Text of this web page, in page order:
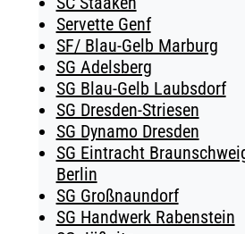
Servette Genf
SF/ Blau-Gelb Marburg
SG Adelsberg
SG Blau-Gelb Laubsdorf
SG Dresden-Striesen
SG Dynamo Dresden
SG Eintracht
Berlin
SG Großnaundorf
SG Handwerk Rabenstein